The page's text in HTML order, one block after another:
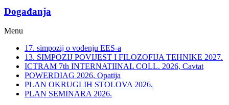
Događanja​
Menu
17. simpozij o vođenju EES-a
13. SIMPOZIJ POVIJEST I FILOZOFIJA TEHNIKE 2027.
ICTRAM 7th INTERNATIINAL COLL. 2026, Cavtat
POWERDIAG 2026, Opatija
PLAN OKRUGLIH STOLOVA 2026.
PLAN SEMINARA 2026.